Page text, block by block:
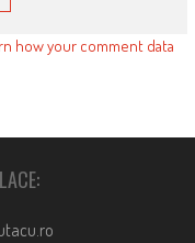
how your comment data